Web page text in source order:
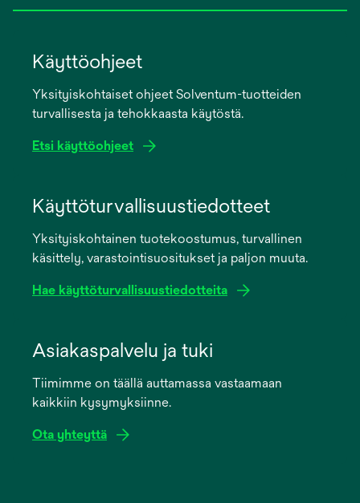
Käyttöohjeet
Yksityiskohtaiset ohjeet Solventum-tuotteiden
turvallisesta ja tehokkaasta käytöstä.
Etsi käyttöohjeet
new
Käyttöturvallisuustiedotteet
Yksityiskohtainen tuotekoostumus, turvallinen
käsittely, varastointisuositukset ja paljon muuta.
Hae käyttöturvallisuustiedotteita
new
Asiakaspalvelu ja tuki
Tiimimme on täällä auttamassa vastaamaan
kaikkiin kysymyksiinne.
Ota yhteyttä